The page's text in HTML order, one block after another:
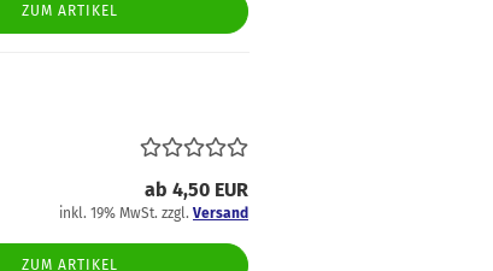
ZUM ARTIKEL
ab 4,50 EUR
inkl. 19% MwSt. zzgl. Versand
ZUM ARTIKEL